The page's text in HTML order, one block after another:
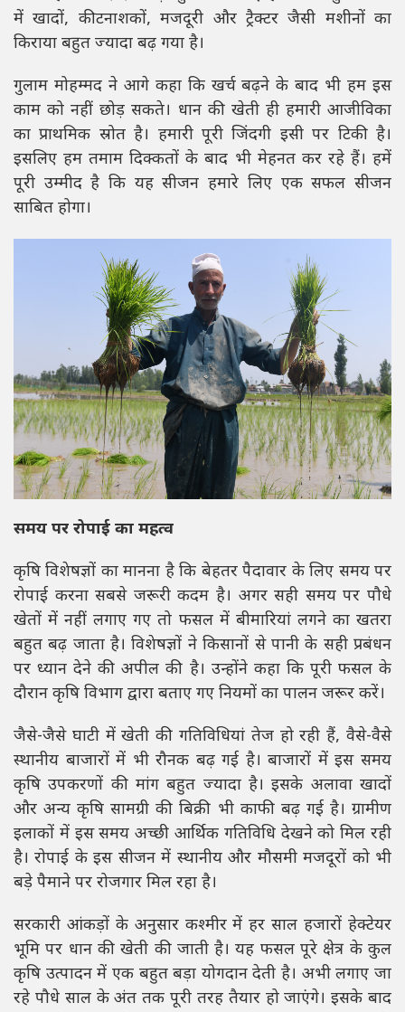
में खादों, कीटनाशकों, मजदूरी और ट्रैक्टर जैसी मशीनों का
किराया बहुत ज्यादा बढ़ गया है।
गुलाम मोहम्मद ने आगे कहा कि खर्च बढ़ने के बाद भी हम इस
काम को नहीं छोड़ सकते। धान की खेती ही हमारी आजीविका
का प्राथमिक स्रोत है। हमारी पूरी जिंदगी इसी पर टिकी है।
इसलिए हम तमाम दिक्कतों के बाद भी मेहनत कर रहे हैं। हमें
पूरी उम्मीद है कि यह सीजन हमारे लिए एक सफल सीजन
साबित होगा।
समय पर रोपाई का महत्व
कृषि विशेषज्ञों का मानना है कि बेहतर पैदावार के लिए समय पर
रोपाई करना सबसे जरूरी कदम है। अगर सही समय पर पौधे
खेतों में नहीं लगाए गए तो फसल में बीमारियां लगने का खतरा
बहुत बढ़ जाता है। विशेषज्ञों ने किसानों से पानी के सही प्रबंधन
पर ध्यान देने की अपील की है। उन्होंने कहा कि पूरी फसल के
दौरान कृषि विभाग द्वारा बताए गए नियमों का पालन जरूर करें।
जैसे-जैसे घाटी में खेती की गतिविधियां तेज हो रही हैं, वैसे-वैसे
स्थानीय बाजारों में भी रौनक बढ़ गई है। बाजारों में इस समय
कृषि उपकरणों की मांग बहुत ज्यादा है। इसके अलावा खादों
और अन्य कृषि सामग्री की बिक्री भी काफी बढ़ गई है। ग्रामीण
इलाकों में इस समय अच्छी आर्थिक गतिविधि देखने को मिल रही
है। रोपाई के इस सीजन में स्थानीय और मौसमी मजदूरों को भी
बड़े पैमाने पर रोजगार मिल रहा है।
सरकारी आंकड़ों के अनुसार कश्मीर में हर साल हजारों हेक्टेयर
भूमि पर धान की खेती की जाती है। यह फसल पूरे क्षेत्र के कुल
कृषि उत्पादन में एक बहुत बड़ा योगदान देती है। अभी लगाए जा
रहे पौधे साल के अंत तक पूरी तरह तैयार हो जाएंगे। इसके बाद